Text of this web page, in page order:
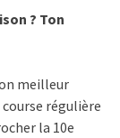
? Ton
meilleur
régulière
la 10e